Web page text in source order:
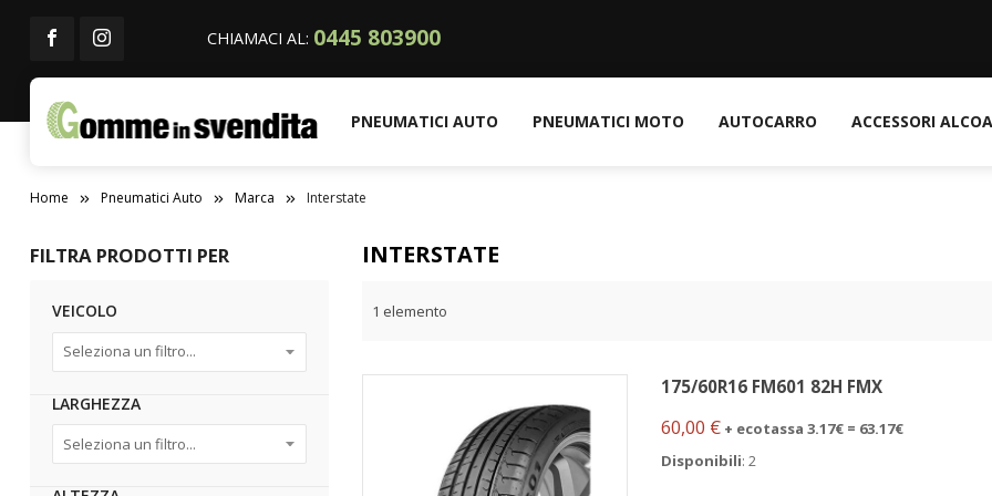
CHIAMACI AL: 0445 803900
PNEUMATICI AUTO PNEUMATICI MOTO AUTOCARRO ACCESSORI
Home Pneumatici Auto Marca Interstate
INTERSTATE
1 elemento
175/60R16 FM601 82H FMX
60,00 € + ecotassa 3.17€ = 63.17€
Disponibili: 2
FILTRA PRODOTTI PER
VEICOLO
LARGHEZZA